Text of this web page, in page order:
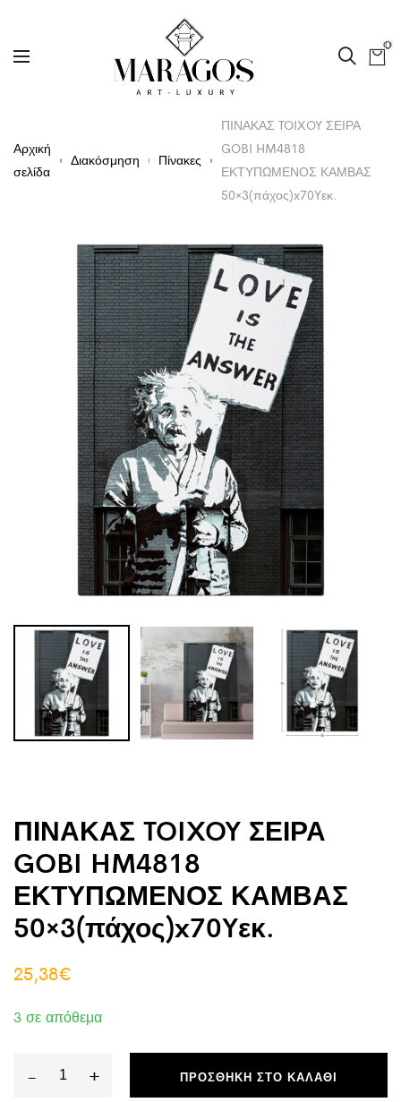
0
Αρχική
σελίδα
Διακόσμηση Πίνακες
ΠΙΝΑΚΑΣ TOIXOY ΣΕΙΡΑ
GOBI HM4818
ΕΚΤΥΠΩΜΕΝΟΣ ΚΑΜΒΑΣ
50×3(πάχος)x70Yεκ.
ΠΙΝΑΚΑΣ TOIXOY ΣΕΙΡΑ
GOBI HM4818
ΕΚΤΥΠΩΜΕΝΟΣ ΚΑΜΒΑΣ
50×3(πάχος)x70Yεκ.
25,38€
3 σε απόθεμα
-
ΠΙΝΑΚΑΣ
+ ΠΡΟΣΘΉΚΗ ΣΤΟ ΚΑΛΆΘΙ